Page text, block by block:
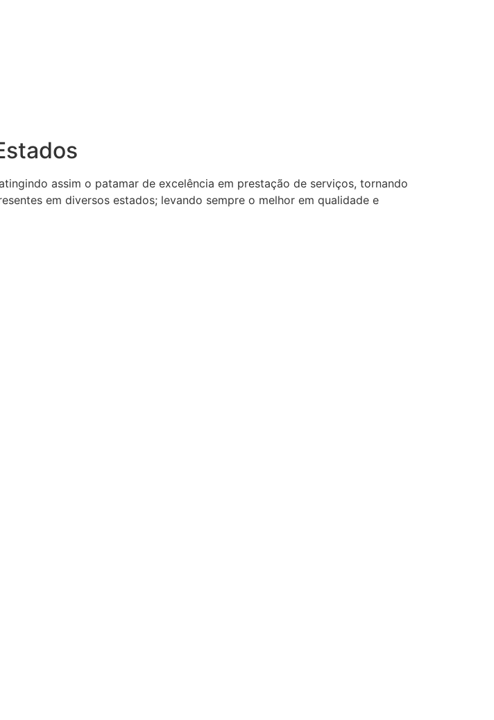
assim o patamar de excelência em prestação de serviços, tornando
em diversos estados; levando sempre o melhor em qualidade e